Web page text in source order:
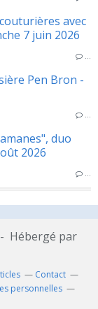
avec
7 juin 2026
…
Pen Bron -
…
duo
2026
…
- Hébergé par
Contact
personnelles